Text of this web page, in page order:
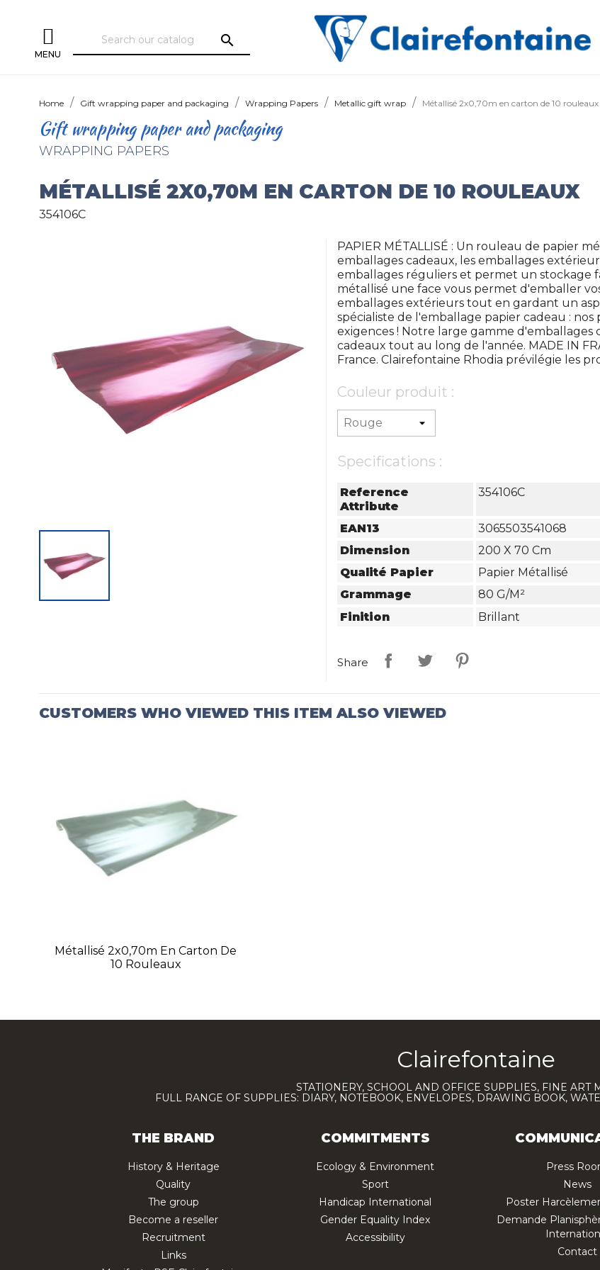
MENU
search
Home Gift wrapping paper and packaging Wrapping Papers Metallic gift wrap Métallisé 2x0,70m en carton de 10 rouleaux
Gift wrapping paper and packaging
WRAPPING PAPERS
MÉTALLISÉ 2X0,70M EN CARTON DE 10 ROULEAUX
354106C
PAPIER MÉTALLISÉ : Un rouleau de papier
emballages cadeaux, les emballages
emballages réguliers et permet un stockage
métallisé une face vous permet d'emballer
emballages extérieurs tout en gardant un
spécialiste de l'emballage papier cadeau :
exigences ! Notre large gamme
cadeaux tout au long de l'année. MADE IN
France. Clairefontaine Rhodia prévilégie les
Couleur produit :
Specifications :
Reference
Attribute
354106C
EAN13
3065503541068
Dimension
200 X 70 Cm
Qualité Papier
Papier Métallisé
Grammage
80 G/m²
Finition
Brillant
Share
CUSTOMERS WHO VIEWED THIS ITEM ALSO VIEWED
Métallisé 2x0,70m En Carton De
10 Rouleaux
Clairefontaine
STATIONERY, SCHOOL AND OFFICE SUPPLIES, FINE ART
FULL RANGE OF SUPPLIES: DIARY, NOTEBOOK, ENVELOPES, DRAWING BOOK,
THE BRAND
History & Heritage
Quality
The group
Become a reseller
Recruitment
Links
COMMITMENTS
Ecology & Environment
Sport
Handicap International
Gender Equality Index
Accessibility
Press
News
Poster
Demande
Contact